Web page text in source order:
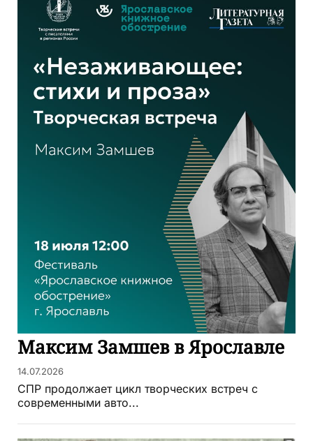
Максим Замшев в Ярославле
14.07.2026
СПР продолжает цикл творческих встреч с
современными авто...